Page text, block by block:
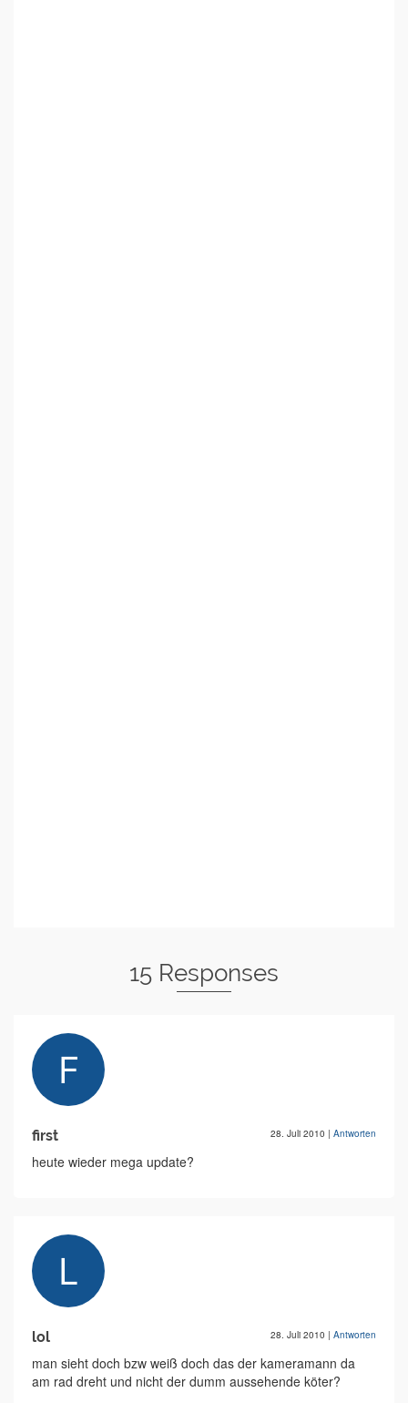
15 Responses
first 28. Juli 2010 | Antworten
heute wieder mega update?
lol 28. Juli 2010 | Antworten
man sieht doch bzw weiß doch das der kameramann da
am rad dreht und nicht der dumm aussehende köter?